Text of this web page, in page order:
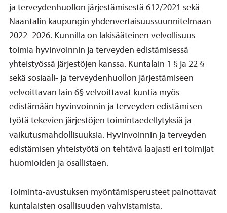
ja terveydenhuollon järjestämisestä 612/2021 sekä
Naantalin kaupungin yhdenvertaisuussuunnitelmaan
2022–2026. Kunnilla on lakisääteinen velvollisuus
toimia hyvinvoinnin ja terveyden edistämisessä
yhteistyössä järjestöjen kanssa. Kuntalain 1 § ja 22 §
sekä sosiaali- ja terveydenhuollon järjestämiseen
velvoittavan lain 6§ velvoittavat kuntia myös
edistämään hyvinvoinnin ja terveyden edistämisen
työtä tekevien järjestöjen toimintaedellytyksiä ja
vaikutusmahdollisuuksia. Hyvinvoinnin ja terveyden
edistämisen yhteistyötä on tehtävä laajasti eri toimijat
huomioiden ja osallistaen.
Toiminta-avustuksen myöntämisperusteet painottavat
kuntalaisten osallisuuden vahvistamista.